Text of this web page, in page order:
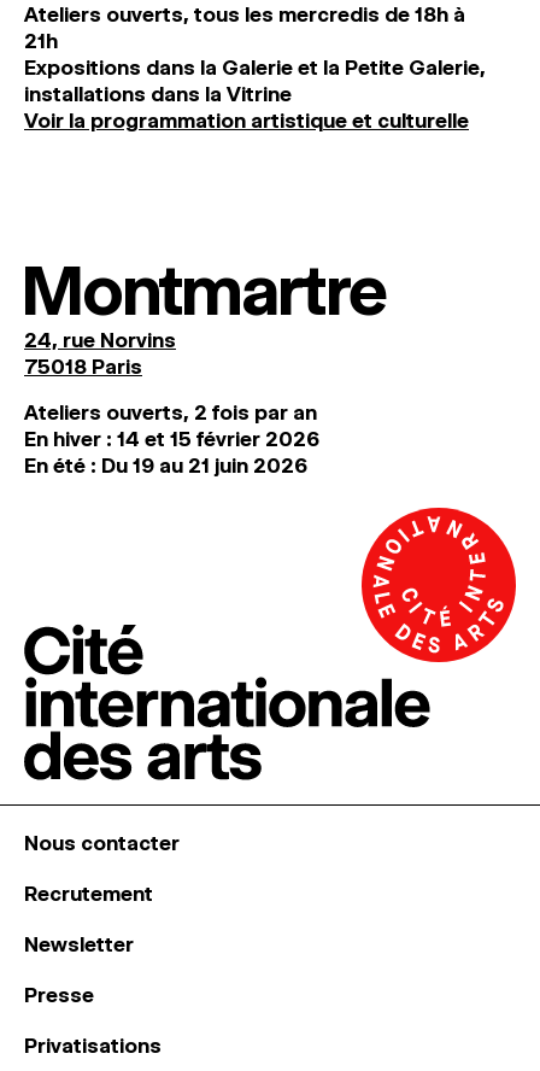
Ateliers ouverts, tous les mercredis de 18h à
21h
Expositions dans la Galerie et la Petite Galerie,
installations dans la Vitrine
Voir la programmation artistique et culturelle
Montmartre
24, rue Norvins
75018 Paris
Ateliers ouverts, 2 fois par an
En hiver : 14 et 15 février 2026
En été : Du 19 au 21 juin 2026
Nous contacter
Recrutement
Newsletter
Presse
Privatisations